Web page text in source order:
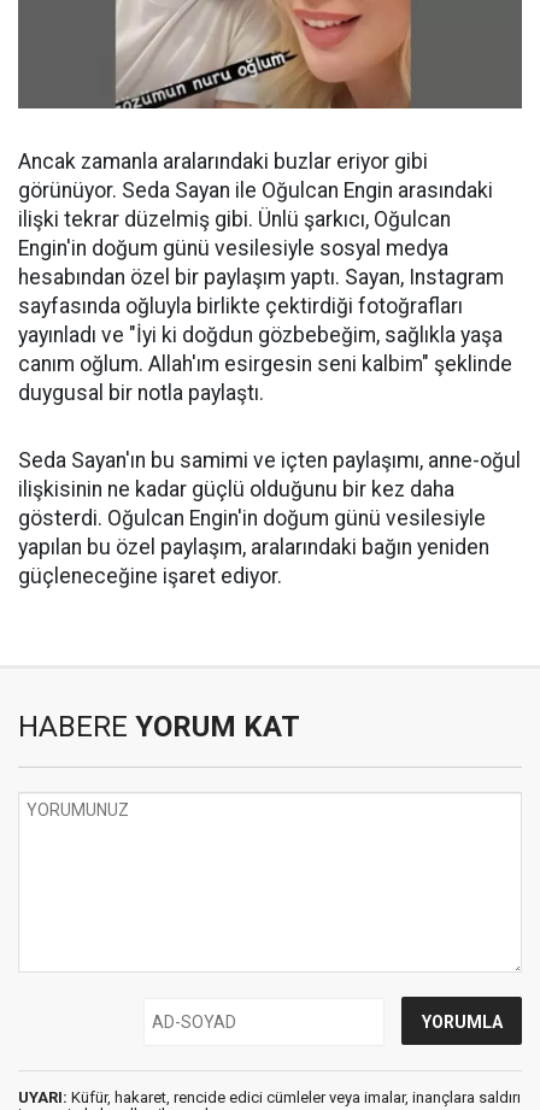
Ancak zamanla aralarındaki buzlar eriyor gibi
görünüyor. Seda Sayan ile Oğulcan Engin arasındaki
ilişki tekrar düzelmiş gibi. Ünlü şarkıcı, Oğulcan
Engin'in doğum günü vesilesiyle sosyal medya
hesabından özel bir paylaşım yaptı. Sayan, Instagram
sayfasında oğluyla birlikte çektirdiği fotoğrafları
yayınladı ve "İyi ki doğdun gözbebeğim, sağlıkla yaşa
canım oğlum. Allah'ım esirgesin seni kalbim" şeklinde
duygusal bir notla paylaştı.
Seda Sayan'ın bu samimi ve içten paylaşımı, anne-oğul
ilişkisinin ne kadar güçlü olduğunu bir kez daha
gösterdi. Oğulcan Engin'in doğum günü vesilesiyle
yapılan bu özel paylaşım, aralarındaki bağın yeniden
güçleneceğine işaret ediyor.
HABERE YORUM KAT
UYARI: Küfür, hakaret, rencide edici cümleler veya imalar, inançlara saldırı